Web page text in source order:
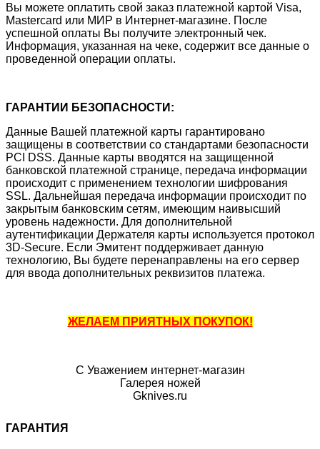
Вы можете оплатить свой заказ платежной картой Visa,
Mastercard или МИР в Интернет-магазине. После
успешной оплаты Вы получите электронный чек.
Информация, указанная на чеке, содержит все данные о
проведенной операции оплаты.
ГАРАНТИИ БЕЗОПАСНОСТИ:
Данные Вашей платежной карты гарантировано
защищены в соответствии со стандартами безопасности
PCI DSS. Данные карты вводятся на защищенной
банковской платежной странице, передача информации
происходит с применением технологии шифрования
SSL. Дальнейшая передача информации происходит по
закрытым банковским сетям, имеющим наивысший
уровень надежности. Для дополнительной
аутентификации Держателя карты используется протокол
3D-Secure. Если Эмитент поддерживает данную
технологию, Вы будете перенаправлены на его сервер
для ввода дополнительных реквизитов платежа.
ЖЕЛАЕМ ПРИЯТНЫХ ПОКУПОК!
С Уважением интернет-магазин
Галерея ножей
Gknives.ru
ГАРАНТИЯ